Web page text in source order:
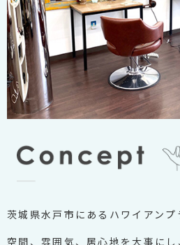
茨城県水戸市にあるハワイアンプ
空間、雰囲気、居心地を大事に